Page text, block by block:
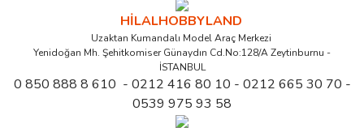
HİLALHOBBYLAND
Uzaktan Kumandalı Model Araç Merkezi
Yenidoğan Mh. Şehitkomiser Günaydın Cd.No:128/A Zeytinburnu -
İSTANBUL
0 850 888 8 610 - 0212 416 80 10 - 0212 665 30 70 -
0539 975 93 58